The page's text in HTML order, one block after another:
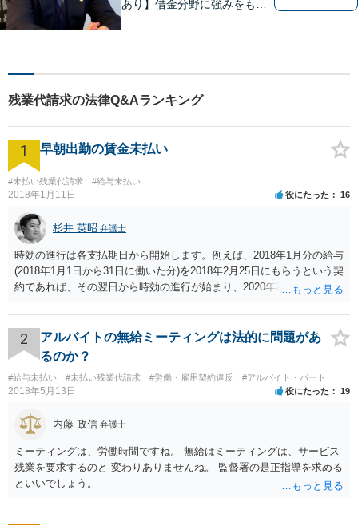
あり】借金分野に強みをも
作りに尽力しています。【初
回無料相談】【東京・神奈川
エリア】
残業代請求の法律Q&Aランキング
1 早朝出勤の賃金未払い
#未払い残業代請求 #給与未払い
2018年1月11日 役にたった 16
杉井 英昭 弁護士
時効の進行は各支払期日から開始します。例えば、2018年1月分の給与
(2018年1月1日から31日に働いた分)を2018年2月25日にもらうという契
約であれば、その翌日から時効の進行が始まり、2020年2月25日の経
2
アルバイトの無給ミーティングは法的に問題があ
るのか？
#給与未払い #未払い残業代請求 #労働・雇用契約違反 #アルバイト・パート
2018年5月13日 役にたった 19
内藤 政信 弁護士
ミーティングは、労働時間ですね。 無給はミーティングは、サービス
残業を要求するのと 変わりありませんね。 監督署の是正指導を求める
といいでしょう。